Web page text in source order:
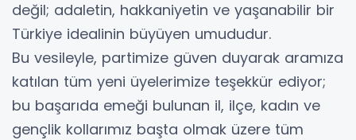
değil; adaletin, hakkaniyetin ve yaşanabilir bir
Türkiye idealinin büyüyen umududur.
Bu vesileyle, partimize güven duyarak aramıza
katılan tüm yeni üyelerimize teşekkür ediyor;
bu başarıda emeği bulunan il, ilçe, kadın ve
gençlik kollarımız başta olmak üzere tüm